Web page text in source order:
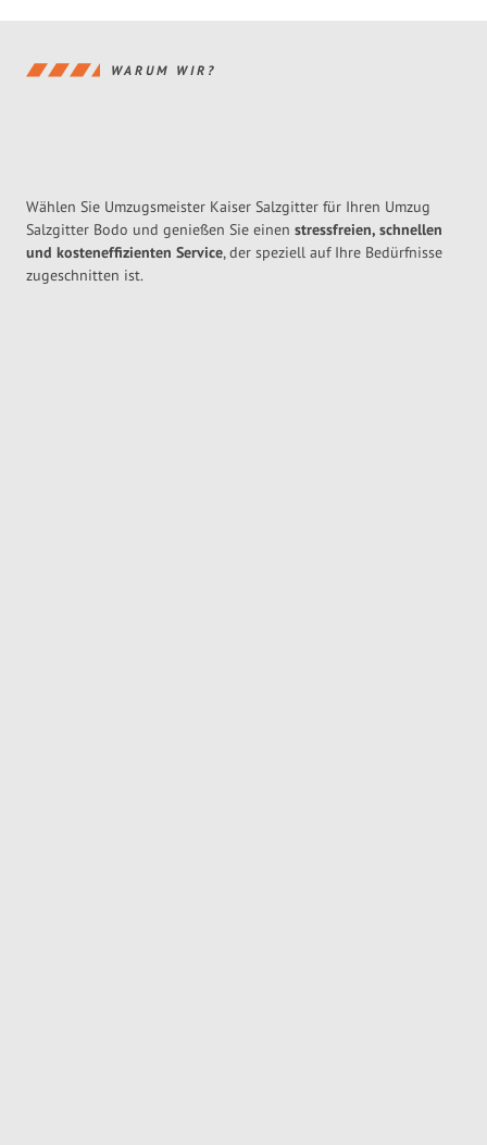
WARUM WIR?
Wählen Sie Umzugsmeister Kaiser Salzgitter für Ihren Umzug
Salzgitter Bodo und genießen Sie einen stressfreien, schnellen
und kosteneffizienten Service, der speziell auf Ihre Bedürfnisse
zugeschnitten ist.